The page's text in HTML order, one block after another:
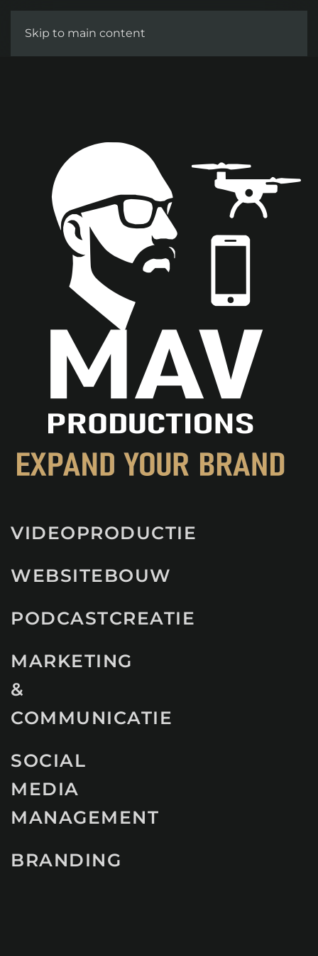
Skip to main content
VIDEOPRODUCTIE
WEBSITEBOUW
PODCASTCREATIE
MARKETING
&
COMMUNICATIE
SOCIAL
MEDIA
MANAGEMENT
BRANDING